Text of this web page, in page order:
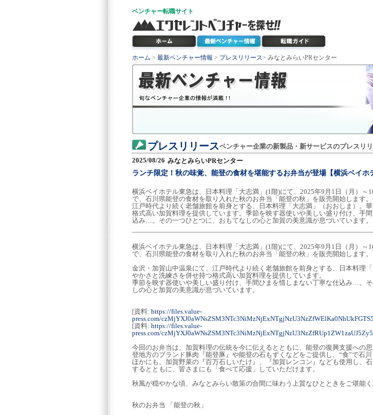
ベンチャー転職サイト
ホーム > 最新ベンチャー情報 > プレスリリース> みなとみらいPRセンター
プレスリリースベンチャー企業の新製品・新サービスのプレスリ
2025/08/26 みなとみらいPRセンター
ランチ限定！秋の味覚、能登の食材を堪能するお弁当が登場【横浜ベイホ
横浜ベイホテル東急は、日本料理「大志満」(1階)にて、2025年9月1日（月）～
で、石川県能登の食材を取り入れた秋のお弁当「能登の秋」を販売開始します。
江戸時代より続く老舗旅館を前身とする、日本料理「大志満」（おおしま）。
格式高い加賀料理を提供しています。季節を映す器使いや美しい盛り付け、手
込み…。その一つひとつに、おもてなしの心と加賀の美意識が息づいています。
横浜ベイホテル東急は、日本料理「大志満」(1階)にて、2025年9月1日（月）～
で、石川県能登の食材を取り入れた秋のお弁当「能登の秋」を販売開始します。
金沢・加賀山中温泉にて、江戸時代より続く老舗旅館を前身とする、日本料理
やかさと洗練さを併せ持つ格式高い加賀料理を提供しています。
季節を映す器使いや美しい盛り付け、手間ひまを惜しまない丁寧な仕込み…。
しの心と加賀の美意識が息づいています。
[資料: https://files.value-
press.com/
[資料: https://files.value-
press.com/
今回のお弁当は、加賀料理の伝統を今に伝えるとともに、能登の復興支援への
登地方のブランド豚肉『能登豚』や能登の石もずくなどをご提供し、“食”で石川
ほかにも、加賀野菜の『百万石しいたけ』、『加賀レンコン』なども使用し、
するとともに、皆さまにも「食べて応援」していただけます。
秋風が穏やかな頃、みなとみらい散策の合間に味わう上質なひとときをご堪能く
秋のお弁当 「能登の秋」